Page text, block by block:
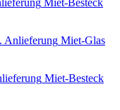
Miet-Glas
Miet-Besteck